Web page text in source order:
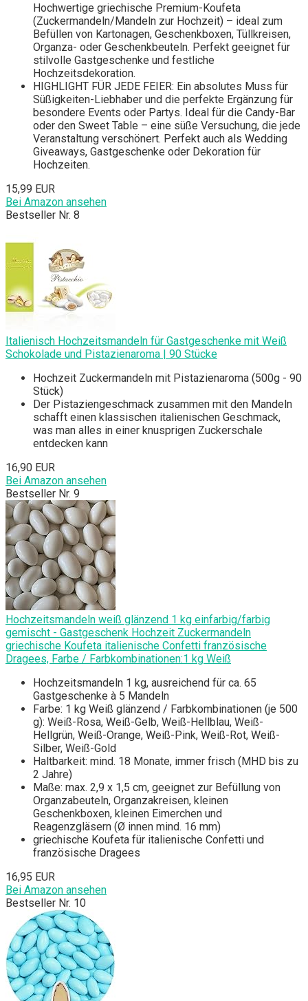
Hochwertige griechische Premium-Koufeta
(Zuckermandeln/Mandeln zur Hochzeit) – ideal zum
Befüllen von Kartonagen, Geschenkboxen, Tüllkreisen,
Organza- oder Geschenkbeuteln. Perfekt geeignet für
stilvolle Gastgeschenke und festliche
Hochzeitsdekoration.
HIGHLIGHT FÜR JEDE FEIER: Ein absolutes Muss für
Süßigkeiten-Liebhaber und die perfekte Ergänzung für
besondere Events oder Partys. Ideal für die Candy-Bar
oder den Sweet Table – eine süße Versuchung, die jede
Veranstaltung verschönert. Perfekt auch als Wedding
Giveaways, Gastgeschenke oder Dekoration für
Hochzeiten.
15,99 EUR
Bei Amazon ansehen
Bestseller Nr. 8
Italienisch Hochzeitsmandeln für Gastgeschenke mit Weiß
Schokolade und Pistazienaroma | 90 Stücke
Hochzeit Zuckermandeln mit Pistazienaroma (500g - 90
Stück)
Der Pistaziengeschmack zusammen mit den Mandeln
schafft einen klassischen italienischen Geschmack,
was man alles in einer knusprigen Zuckerschale
entdecken kann
16,90 EUR
Bei Amazon ansehen
Bestseller Nr. 9
Hochzeitsmandeln weiß glänzend 1 kg einfarbig/farbig
gemischt - Gastgeschenk Hochzeit Zuckermandeln
griechische Koufeta italienische Confetti französische
Dragees, Farbe / Farbkombinationen:1 kg Weiß
Hochzeitsmandeln 1 kg, ausreichend für ca. 65
Gastgeschenke à 5 Mandeln
Farbe: 1 kg Weiß glänzend / Farbkombinationen (je 500
g): Weiß-Rosa, Weiß-Gelb, Weiß-Hellblau, Weiß-
Hellgrün, Weiß-Orange, Weiß-Pink, Weiß-Rot, Weiß-
Silber, Weiß-Gold
Haltbarkeit: mind. 18 Monate, immer frisch (MHD bis zu
2 Jahre)
Maße: max. 2,9 x 1,5 cm, geeignet zur Befüllung von
Organzabeuteln, Organzakreisen, kleinen
Geschenkboxen, kleinen Eimerchen und
Reagenzgläsern (Ø innen mind. 16 mm)
griechische Koufeta für italienische Confetti und
französische Dragees
16,95 EUR
Bei Amazon ansehen
Bestseller Nr. 10